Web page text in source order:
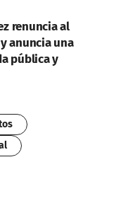
renuncia al
anuncia una
pública y